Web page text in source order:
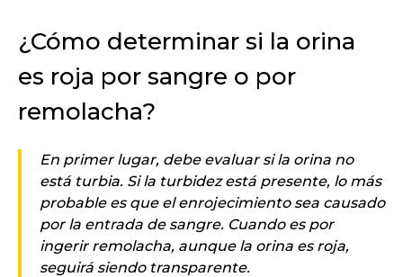
¿Cómo determinar si la orina
es roja por sangre o por
remolacha?
En primer lugar, debe evaluar si la orina no
está turbia. Si la turbidez está presente, lo más
probable es que el enrojecimiento sea causado
por la entrada de sangre. Cuando es por
ingerir remolacha, aunque la orina es roja,
seguirá siendo transparente.